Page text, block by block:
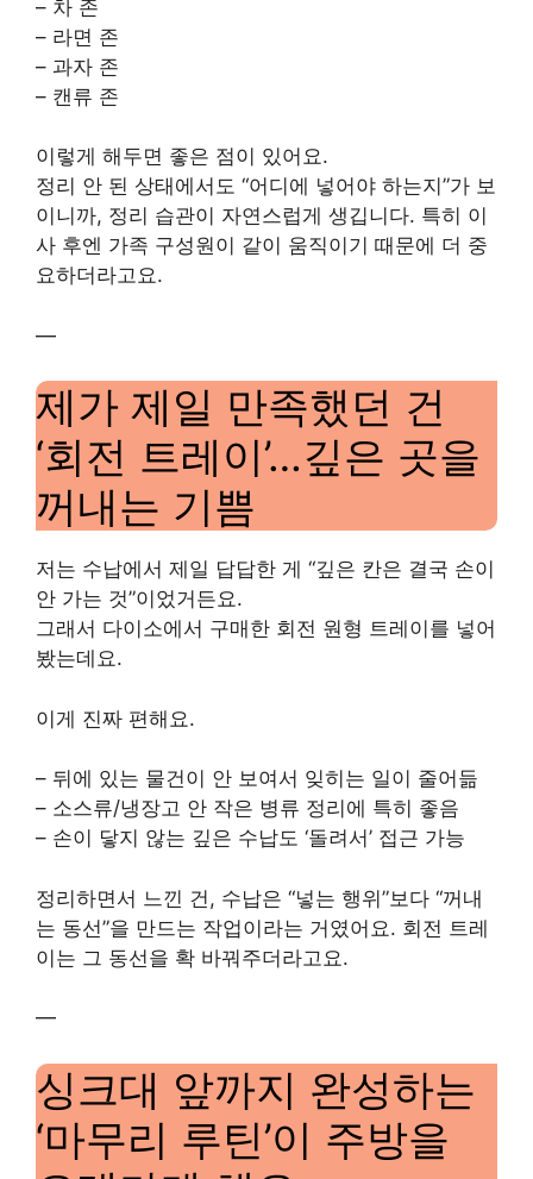
– 차 존
– 라면 존
– 과자 존
– 캔류 존
이렇게 해두면 좋은 점이 있어요.
정리 안 된 상태에서도 “어디에 넣어야 하는지”가 보
이니까, 정리 습관이 자연스럽게 생깁니다. 특히 이
사 후엔 가족 구성원이 같이 움직이기 때문에 더 중
요하더라고요.
—
제가 제일 만족했던 건
‘회전 트레이’…깊은 곳을
꺼내는 기쁨
저는 수납에서 제일 답답한 게 “깊은 칸은 결국 손이
안 가는 것”이었거든요.
그래서 다이소에서 구매한 회전 원형 트레이를 넣어
봤는데요.
이게 진짜 편해요.
– 뒤에 있는 물건이 안 보여서 잊히는 일이 줄어듦
– 소스류/냉장고 안 작은 병류 정리에 특히 좋음
– 손이 닿지 않는 깊은 수납도 ‘돌려서’ 접근 가능
정리하면서 느낀 건, 수납은 “넣는 행위”보다 “꺼내
는 동선”을 만드는 작업이라는 거였어요. 회전 트레
이는 그 동선을 확 바꿔주더라고요.
—
싱크대 앞까지 완성하는
‘마무리 루틴’이 주방을